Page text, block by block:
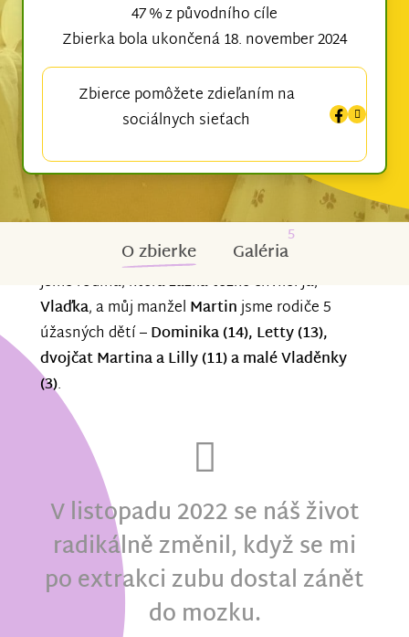
47 % z původního cíle
Zbierka bola ukončená 18. november 2024
Zbierce pomôžete zdieľaním na
sociálnych sieťach
O zbierke Galéria
5
Jsme rodina, která zažila těžké chvíle. Já,
Vlaďka, a můj manžel Martinjsme rodiče 5
úžasných dětí –Dominika (14), Letty (13),
dvojčat Martina a Lilly (11) a malé Vladěnky
(3).
V listopadu 2022 se náš život
radikálně změnil, když se mi
po extrakci zubu dostal zánět
do mozku.